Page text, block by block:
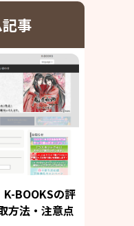
事
K-BOOKSの評
方法・注意点